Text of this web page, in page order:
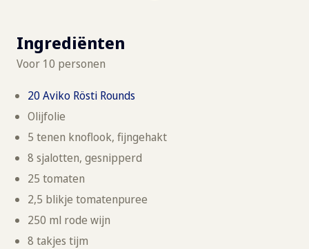
Ingrediënten
Voor 10 personen
20 Aviko Rösti Rounds
Olijfolie
5 tenen knoflook, fijngehakt
8 sjalotten, gesnipperd
25 tomaten
2,5 blikje tomatenpuree
250 ml rode wijn
8 takjes tijm